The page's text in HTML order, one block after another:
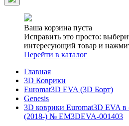
Ваша корзина пуста
Исправить это просто:
интересующий товар и
Перейти в каталог
Главная
3D Коврики
Euromat3D EVA (3D Борт)
Genesis
3D коврики Euromat3D EVA в
(2018-) № EM3DEVA-001403